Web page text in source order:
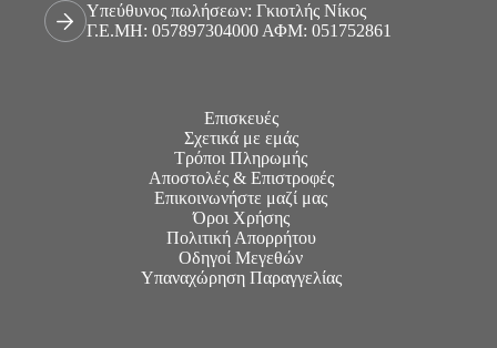
Υπεύθυνος πωλήσεων: Γκιοτλής Νίκος
Γ.Ε.ΜΗ: 057897304000 ΑΦΜ: 051752861
Επισκευές
Σχετικά με εμάς
Τρόποι Πληρωμής
Αποστολές & Επιστροφές
Επικοινωνήστε μαζί μας
Όροι Χρήσης
Πολιτική Απορρήτου
Οδηγοί Μεγεθών
Υπαναχώρηση Παραγγελίας